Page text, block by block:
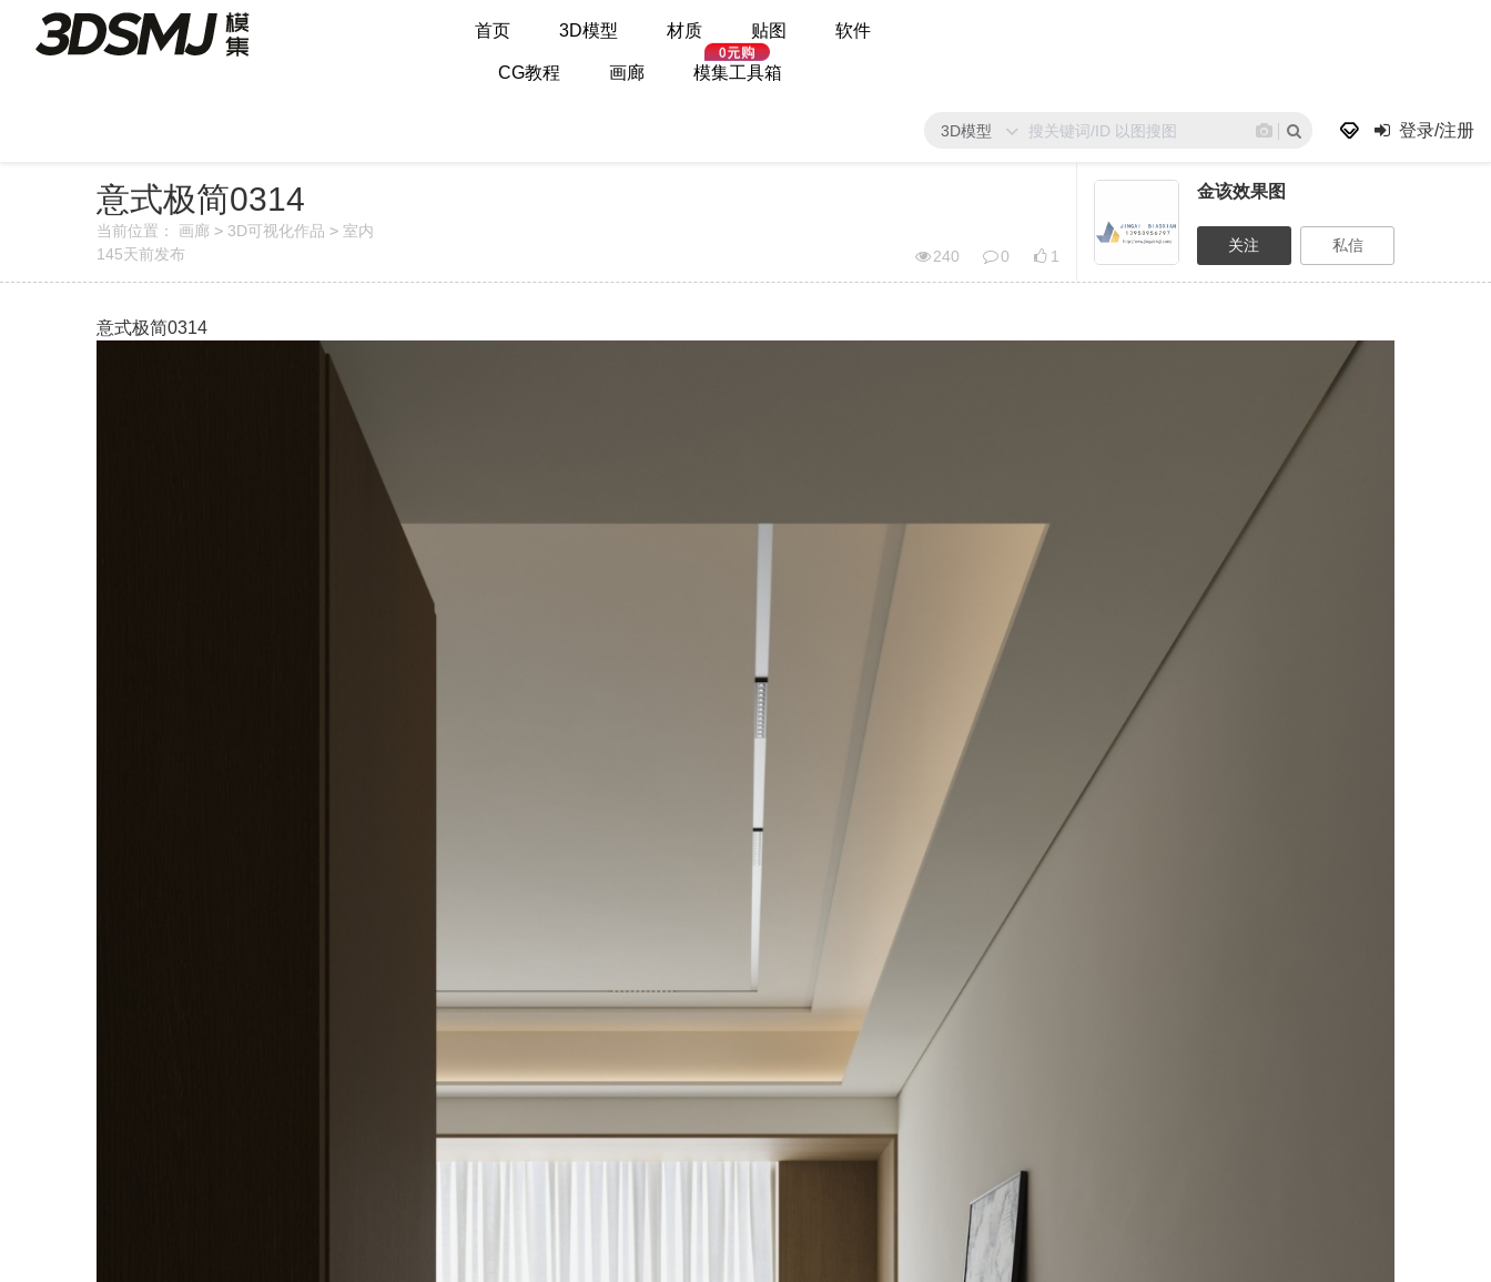
首页 3D模型 材质 贴图 软件
CG教程 画廊 模集工具箱
3D模型 登录/注册
意式极简0314
当前位置： 画廊 > 3D可视化作品 > 室内
145天前发布 240 0 1
金该效果图
意式极简0314